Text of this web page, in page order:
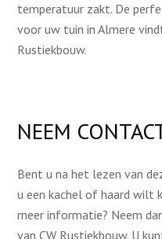
temperatuur zakt. De
voor uw tuin in Almere
Rustiekbouw.
NEEM
Bent u na het lezen van
u een kachel of haard wilt
meer informatie? Neem
van CW Rustiekbouw. U